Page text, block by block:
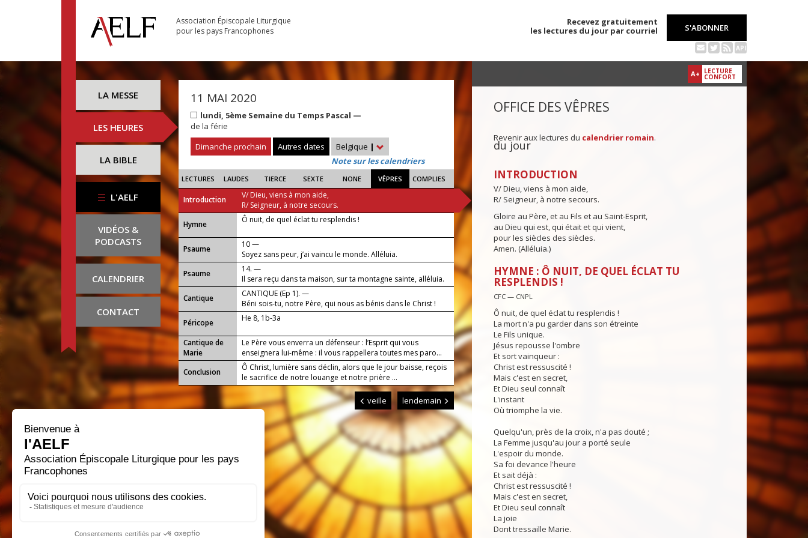
Association Épiscopale Liturgique
pour les pays Francophones
Recevez gratuitement
les lectures du jour par courriel
S'ABONNER
API
LA MESSE
LES HEURES
LA BIBLE
L'AELF
VIDÉOS &
PODCASTS
CALENDRIER
CONTACT
11 MAI 2020
lundi, 5ème Semaine du Temps Pascal —
de la férie
Dimanche prochain
Autres dates Belgique |
Note sur les calendriers
LECTURES LAUDES TIERCE SEXTE NONE VÊPRES COMPLIES
Introduction
V/ Dieu, viens à mon aide,
R/ Seigneur, à notre secours.
...
Hymne Ô nuit, de quel éclat tu resplendis !
Psaume
10 —
Soyez sans peur, j’ai vaincu le monde. Alléluia.
Psaume
14. —
Il sera reçu dans ta maison, sur ta montagne sainte, alléluia.
Cantique
CANTIQUE (Ep 1). —
Béni sois-tu, notre Père, qui nous as bénis dans le Christ !
Péricope
He 8, 1b-3a
Cantique de
Marie
Le Père vous enverra un défenseur : l’Esprit qui vous
enseignera lui-même : il vous rappellera toutes mes paro...
Conclusion
Ô Christ, lumière sans déclin, alors que le jour baisse, reçois
le sacrifice de notre louange et notre prière ...
veille lendemain
A+ LECTURE
CONFORT
OFFICE DES VÊPRES
Revenir aux lectures du calendrier romain.
du jour
INTRODUCTION
V/ Dieu, viens à mon aide,
R/ Seigneur, à notre secours.
Gloire au Père, et au Fils et au Saint-Esprit,
au Dieu qui est, qui était et qui vient,
pour les siècles des siècles.
Amen. (Alléluia.)
HYMNE : Ô NUIT, DE QUEL ÉCLAT TU
RESPLENDIS !
CFC — CNPL
Ô nuit, de quel éclat tu resplendis !
La mort n'a pu garder dans son étreinte
Le Fils unique.
Jésus repousse l'ombre
Et sort vainqueur :
Christ est ressuscité !
Mais c'est en secret,
Et Dieu seul connaît
L'instant
Où triomphe la vie.
Quelqu'un, près de la croix, n'a pas douté ;
La Femme jusqu'au jour a porté seule
L'espoir du monde.
Sa foi devance l'heure
Et sait déjà :
Christ est ressuscité !
Mais c'est en secret,
Et Dieu seul connaît
La joie
Dont tressaille Marie.